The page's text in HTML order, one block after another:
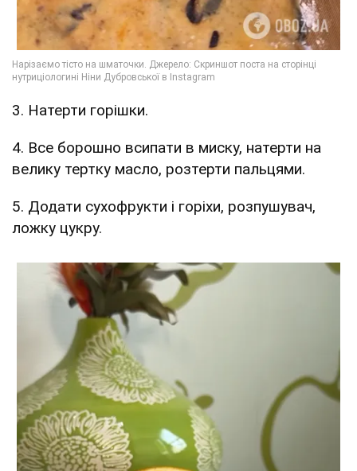
3. Натерти горішки.
4. Все борошно всипати в миску, натерти на
велику тертку масло, розтерти пальцями.
5. Додати сухофрукти і горіхи, розпушувач,
ложку цукру.